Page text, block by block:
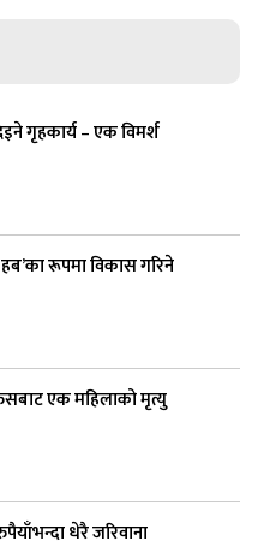
गृहकार्य – एक विमर्श
हब’का रूपमा विकास गरिने
एक महिलाको मृत्यु
धेरै जरिवाना